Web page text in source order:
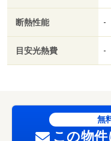
断熱性能 -
目安光熱費 -
無
この物